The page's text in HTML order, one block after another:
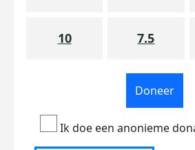
10 7.5
Doneer
Ik doe een anonieme